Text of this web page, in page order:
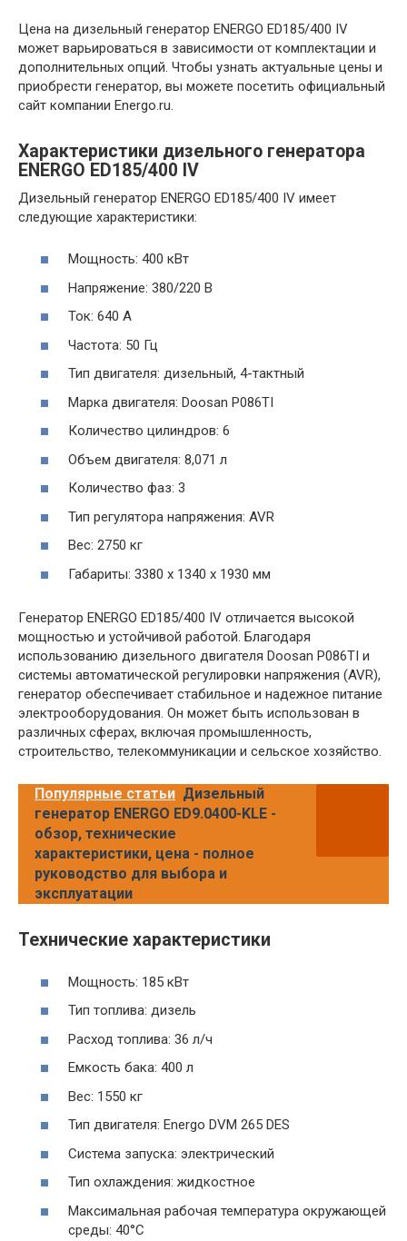
Цена на дизельный генератор ENERGO ED185/400 IV
может варьироваться в зависимости от комплектации и
дополнительных опций. Чтобы узнать актуальные цены и
приобрести генератор, вы можете посетить официальный
сайт компании Energo.ru.
Характеристики дизельного генератора
ENERGO ED185/400 IV
Дизельный генератор ENERGO ED185/400 IV имеет
следующие характеристики:
Мощность: 400 кВт
Напряжение: 380/220 В
Ток: 640 А
Частота: 50 Гц
Тип двигателя: дизельный, 4-тактный
Марка двигателя: Doosan P086TI
Количество цилиндров: 6
Объем двигателя: 8,071 л
Количество фаз: 3
Тип регулятора напряжения: AVR
Вес: 2750 кг
Габариты: 3380 x 1340 x 1930 мм
Генератор ENERGO ED185/400 IV отличается высокой
мощностью и устойчивой работой. Благодаря
использованию дизельного двигателя Doosan P086TI и
системы автоматической регулировки напряжения (AVR),
генератор обеспечивает стабильное и надежное питание
электрооборудования. Он может быть использован в
различных сферах, включая промышленность,
строительство, телекоммуникации и сельское хозяйство.
Популярные статьи Дизельный
генератор ENERGO ED9.0400-KLE -
обзор, технические
характеристики, цена - полное
руководство для выбора и
эксплуатации
Технические характеристики
Мощность: 185 кВт
Тип топлива: дизель
Расход топлива: 36 л/ч
Емкость бака: 400 л
Вес: 1550 кг
Тип двигателя: Energo DVM 265 DES
Система запуска: электрический
Тип охлаждения: жидкостное
Максимальная рабочая температура окружающей
среды: 40°C